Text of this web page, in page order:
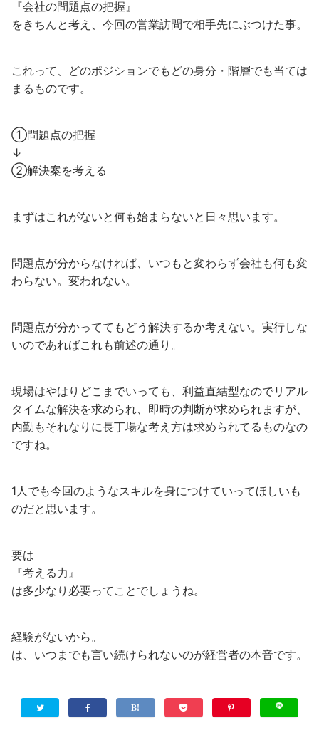
『会社の問題点の把握』
をきちんと考え、今回の営業訪問で相手先にぶつけた事。
これって、どのポジションでもどの身分・階層でも当ては
まるものです。
①問題点の把握
↓
②解決案を考える
まずはこれがないと何も始まらないと日々思います。
問題点が分からなければ、いつもと変わらず会社も何も変
わらない。変われない。
問題点が分かっててもどう解決するか考えない。実行しな
いのであればこれも前述の通り。
現場はやはりどこまでいっても、利益直結型なのでリアル
タイムな解決を求められ、即時の判断が求められますが、
内勤もそれなりに長丁場な考え方は求められてるものなの
ですね。
1人でも今回のようなスキルを身につけていってほしいも
のだと思います。
要は
『考える力』
は多少なり必要ってことでしょうね。
経験がないから。
は、いつまでも言い続けられないのが経営者の本音です。